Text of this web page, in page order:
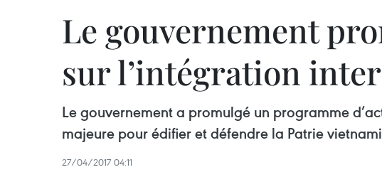
Le gouvernement
sur l’intégration
Le gouvernement a promulgé un programme
majeure pour édifier et défendre la Patrie
27/04/2017 04:11